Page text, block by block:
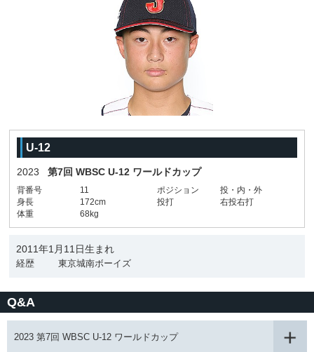
U-12
2023 第7回 WBSC U-12 ワールドカップ
背番号 11 ポジション
投・内・外
身長
172cm 投打
右投右打
体重
68kg
2011年1月11日生まれ
経歴 東京城南ボーイズ
Q&A
2023 第7回 WBSC U-12 ワールドカップ